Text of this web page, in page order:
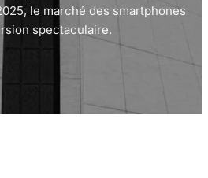
le marché des smartphones
spectaculaire.